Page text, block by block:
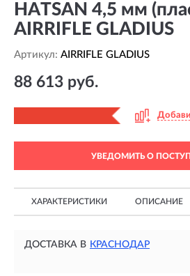
HATSAN 4,5 мм
AIRRIFLE GLADIUS
Артикул: AIRRIFLE GLADIUS
88 613 руб.
УВЕДОМИТЬ О
ХАРАКТЕРИСТИКИ ОПИСАНИЕ
ДОСТАВКА В КРАСНОДАР